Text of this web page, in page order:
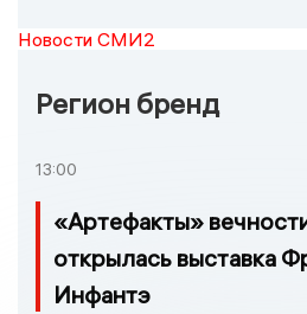
Новости СМИ2
Регион бренд
13:00
«Артефакты»
открылась выставка
Инфантэ